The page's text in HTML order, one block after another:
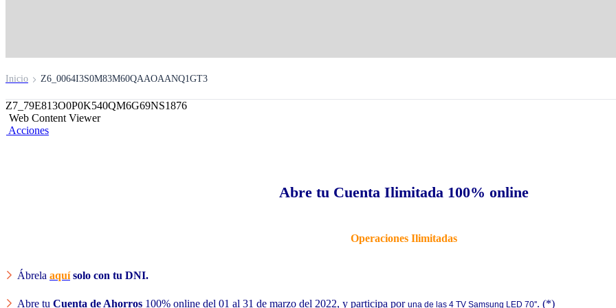
Inicio Z6_0064I3S0M83M60QAAOAANQ1GT3
Z7_79E813O0P0K540QM6G69NS1876
Web Content Viewer
Acciones
Abre tu Cuenta Ilimitada 100% online
Operaciones Ilimitadas
Ábrela aquí solo con tu DNI.
Abre tu Cuenta de Ahorros 100% online del 01 al 31 de marzo del 2022, y participa por una de las 4 TV Samsung LED 70''. (*)